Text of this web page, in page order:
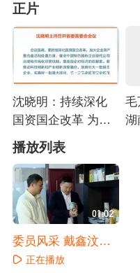
正片
2025-12-31
沈晓明：持续深化
国资国企改革 为经
济社会高质量发展
作出更大贡献
正在播放
毛
湖
播放列表
01:02
委员风采 戴鑫汶：
推动湖南中医药产
正在播放